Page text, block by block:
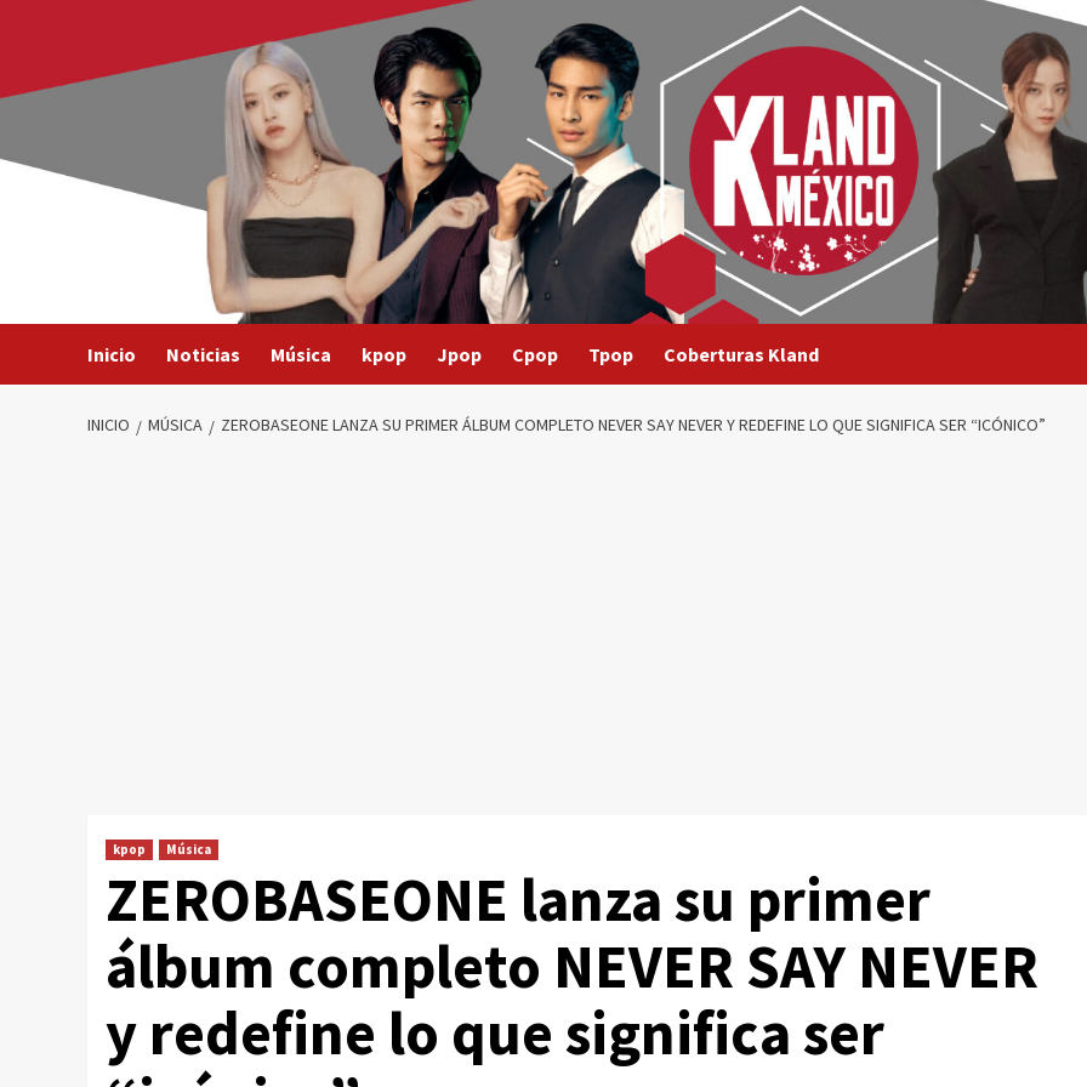
Inicio Noticias Música kpop Jpop Cpop Tpop Coberturas Kland
INICIO MÚSICA ZEROBASEONE LANZA SU PRIMER ÁLBUM COMPLETO NEVER SAY NEVER Y REDEFINE LO QUE SIGNIFICA SER “ICÓNICO”
kpop Música
ZEROBASEONE lanza su primer
álbum completo NEVER SAY NEVER
y redefine lo que significa ser